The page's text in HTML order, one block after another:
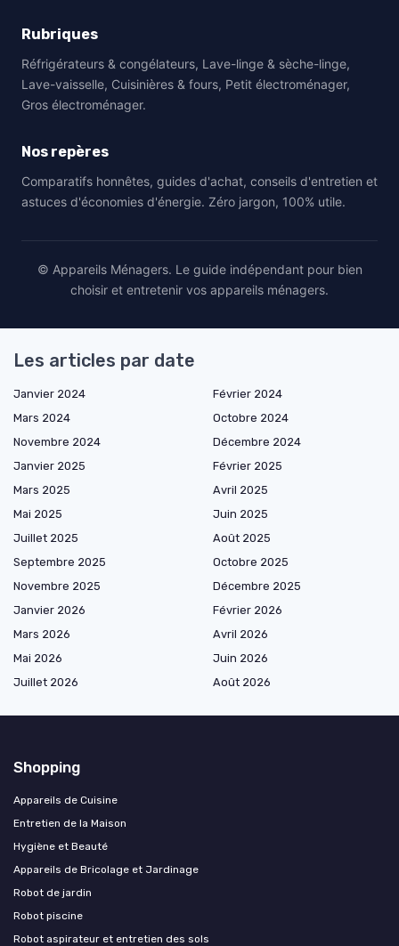
Rubriques
Réfrigérateurs & congélateurs, Lave-linge & sèche-linge,
Lave-vaisselle, Cuisinières & fours, Petit électroménager,
Gros électroménager.
Nos repères
Comparatifs honnêtes, guides d'achat, conseils d'entretien et
astuces d'économies d'énergie. Zéro jargon, 100% utile.
© Appareils Ménagers. Le guide indépendant pour bien
choisir et entretenir vos appareils ménagers.
Les articles par date
Janvier 2024
Février 2024
Mars 2024
Octobre 2024
Novembre 2024
Décembre 2024
Janvier 2025
Février 2025
Mars 2025
Avril 2025
Mai 2025
Juin 2025
Juillet 2025
Août 2025
Septembre 2025
Octobre 2025
Novembre 2025
Décembre 2025
Janvier 2026
Février 2026
Mars 2026
Avril 2026
Mai 2026
Juin 2026
Juillet 2026
Août 2026
Shopping
Appareils de Cuisine
Entretien de la Maison
Hygiène et Beauté
Appareils de Bricolage et Jardinage
Robot de jardin
Robot piscine
Robot aspirateur et entretien des sols